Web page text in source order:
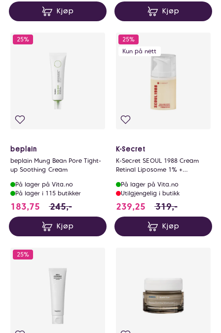
Kjøp Kjøp
25%
beplain
beplain Mung Bean Pore Tight-
up Soothing Cream
På lager på Vita.no
På lager i 115 butikker
183,75 183.75 i stedet for 245 NOK, du sparer 61.25
245,-
Kjøp
25%
Kun på nett
K-Secret
K-Secret SEOUL 1988 Cream
Retinal Liposome 1% +
På lager på Vita.no
Utilgjengelig i butikk
239,25 239.25 i stedet
319,-
Kjøp
25%